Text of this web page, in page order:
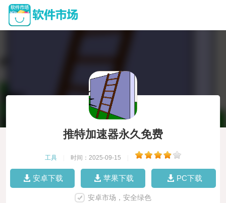
推特加速器永久免费
工具 时间：2025-09-15
安卓下载 苹果下载 PC下载
安卓市场，安全绿色